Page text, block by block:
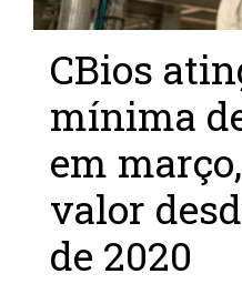
CBios
mínima
em
valor
de 2020